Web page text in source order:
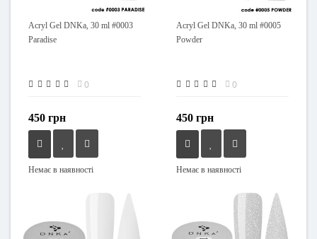
Acryl Gel DNKa, 30 ml #0003
Paradise
0
450 грн
Немає в наявності
Acryl Gel DNKa, 30 ml #0005
Powder
0
450 грн
Немає в наявності